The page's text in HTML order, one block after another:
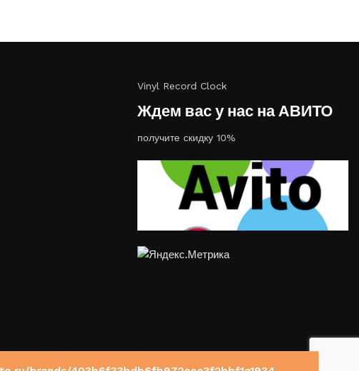
Vinyl Record Clock
Ждем вас у нас на АВИТО
получите скидку 10%